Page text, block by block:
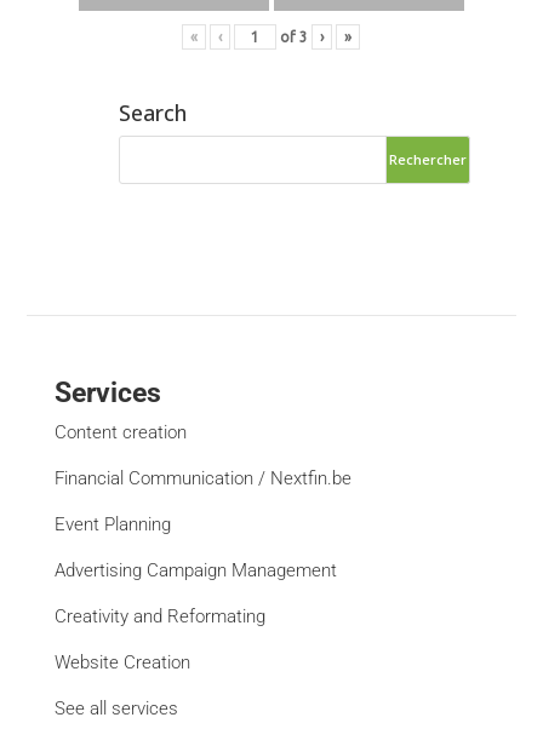
« ‹ of3 › »
Search
Services
Content creation
Financial Communication / Nextfin.be
Event Planning
Advertising Campaign Management
Creativity and Reformating
Website Creation
See all services